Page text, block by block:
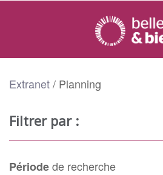
Extranet/ Planning
Filtrer par :
Périodede recherche